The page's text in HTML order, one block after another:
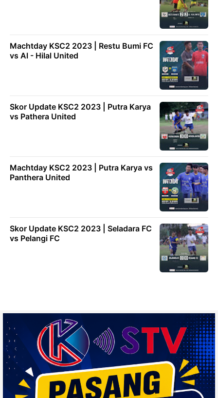
Machtday KSC2 2023 | Restu Bumi FC
vs Al - Hilal United
Skor Update KSC2 2023 | Putra Karya
vs Pathera United
Machtday KSC2 2023 | Putra Karya vs
Panthera United
Skor Update KSC2 2023 | Seladara FC
vs Pelangi FC